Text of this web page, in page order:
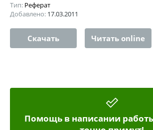
Тип: Реферат
Добавлено: 17.03.2011
Скачать Читать online
Помощь в написании